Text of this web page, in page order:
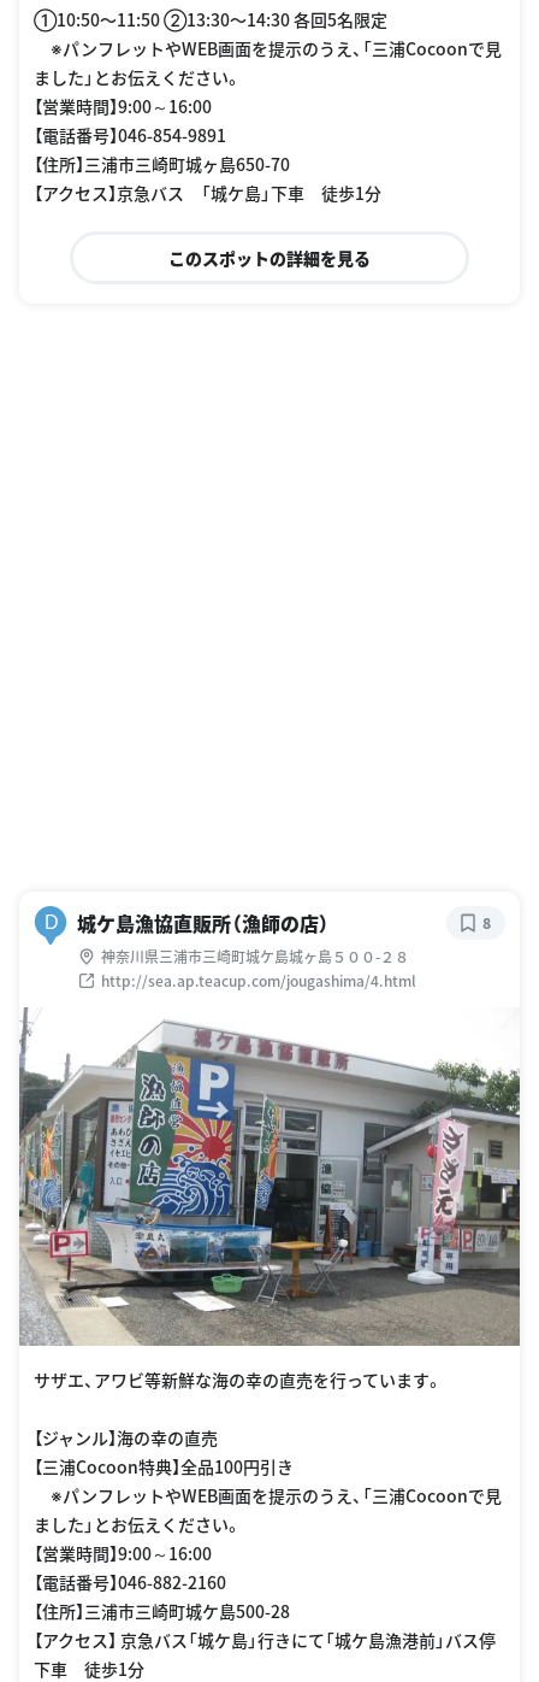
①10:50〜11:50 ②13:30〜14:30 各回5名限定
※パンフレットやWEB画面を提示のうえ、「三浦Cocoonで見
ました」とお伝えください。
【営業時間】9:00～16:00
【電話番号】046-854-9891
【住所】三浦市三崎町城ヶ島650-70
【アクセス】京急バス 「城ケ島」下車 徒歩1分
このスポットの詳細を見る
D 城ケ島漁協直販所（漁師の店）
神奈川県三浦市三崎町城ケ島城ヶ島５００-２８
http://sea.ap.teacup.com/jougashima/4.html
8
サザエ、アワビ等新鮮な海の幸の直売を行っています。
【ジャンル】海の幸の直売
【三浦Cocoon特典】全品100円引き
※パンフレットやWEB画面を提示のうえ、「三浦Cocoonで見
ました」とお伝えください。
【営業時間】9:00～16:00
【電話番号】046-882-2160
【住所】三浦市三崎町城ケ島500-28
【アクセス】 京急バス「城ケ島」行きにて「城ケ島漁港前」バス停
下車 徒歩1分